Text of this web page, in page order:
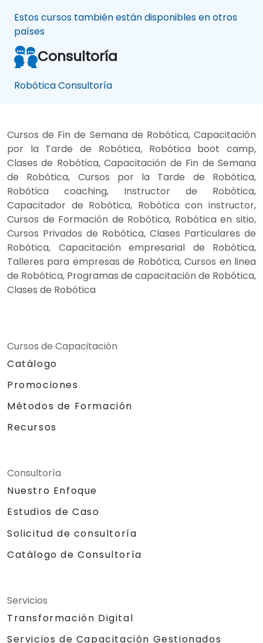
Estos cursos también están disponibles en otros
países
Consultoría
Robótica Consultoría
Cursos de Fin de Semana de Robótica, Capacitación
por la Tarde de Robótica, Robótica boot camp,
Clases de Robótica, Capacitación de Fin de Semana
de Robótica, Cursos por la Tarde de Robótica,
Robótica coaching, Instructor de Robótica,
Capacitador de Robótica, Robótica con instructor,
Cursos de Formación de Robótica, Robótica en sitio,
Cursos Privados de Robótica, Clases Particulares de
Robótica, Capacitación empresarial de Robótica,
Talleres para empresas de Robótica, Cursos en linea
de Robótica, Programas de capacitación de Robótica,
Clases de Robótica
Cursos de Capacitación
Catálogo
Promociones
Métodos de Formación
Recursos
Consultoría
Nuestro Enfoque
Estudios de Caso
Solicitud de consultoría
Catálogo de Consultoría
Servicios
Transformación Digital
Servicios de Capacitación Gestionados